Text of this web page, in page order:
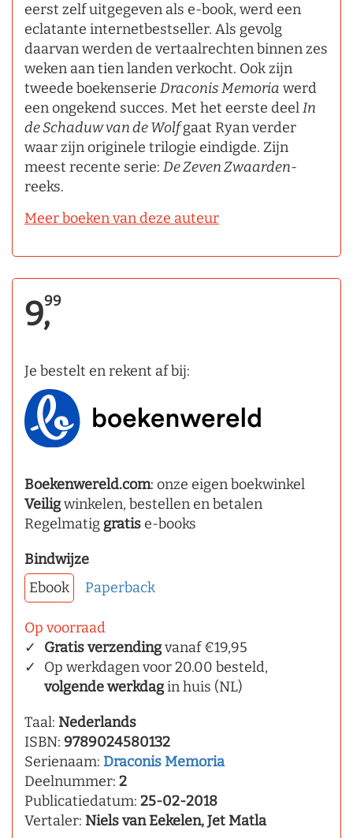
eerst zelf uitgegeven als e-book, werd een
eclatante internetbestseller. Als gevolg
daarvan werden de vertaalrechten binnen zes
weken aan tien landen verkocht. Ook zijn
tweede boekenserie Draconis Memoria werd
een ongekend succes. Met het eerste deelIn
de Schaduw van de Wolfgaat Ryan verder
waar zijn originele trilogie eindigde. Zijn
meest recente serie: De Zeven Zwaarden-
reeks.
Meer boeken van deze auteur
9,99
Je bestelt en rekent af bij:
Boekenwereld.com: onze eigen boekwinkel
Veiligwinkelen, bestellen en betalen
Regelmatig gratise-books
Bindwijze
Ebook
Paperback
Op voorraad
Gratis verzendingvanaf €19,95
Op werkdagen voor 20.00 besteld,
volgende werkdagin huis (NL)
Taal: Nederlands
ISBN: 9789024580132
Serienaam: Draconis Memoria
Deelnummer: 2
Publicatiedatum: 25-02-2018
Vertaler: Niels van Eekelen, Jet Matla